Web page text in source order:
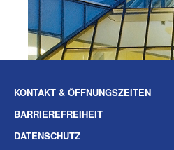
KONTAKT & ÖFFNUNGSZEITEN
BARRIEREFREIHEIT
DATENSCHUTZ